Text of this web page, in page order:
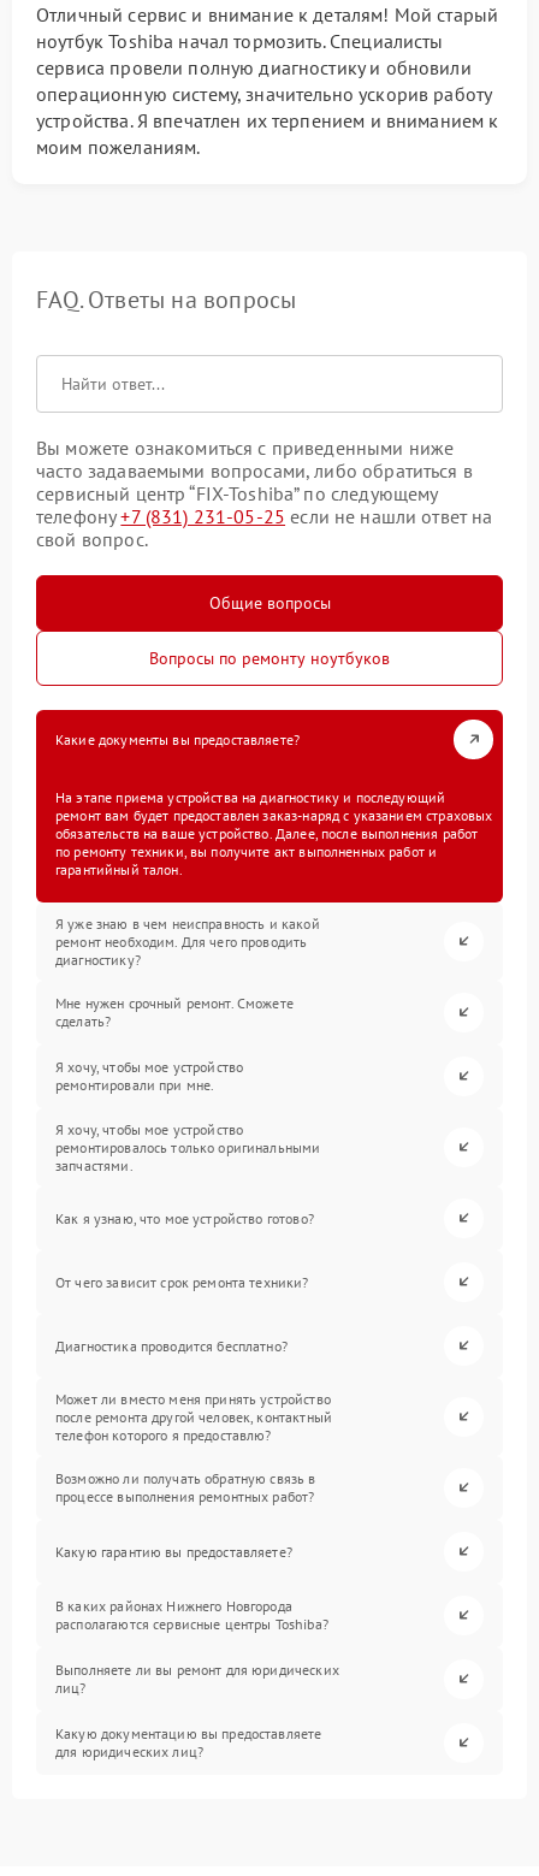
Отличный сервис и внимание к деталям! Мой старый
ноутбук Toshiba начал тормозить. Специалисты
сервиса провели полную диагностику и обновили
операционную систему, значительно ускорив работу
устройства. Я впечатлен их терпением и вниманием к
моим пожеланиям.
FAQ. Ответы на вопросы
Вы можете ознакомиться с приведенными ниже
часто задаваемыми вопросами, либо обратиться в
сервисный центр “FIX-Toshiba” по следующему
телефону+7 (831) 231-05-25 если не нашли ответ на
свой вопрос.
Общие вопросы
Вопросы по ремонту ноутбуков
Какие документы вы предоставляете?
На этапе приема устройства на диагностику и последующий
ремонт вам будет предоставлен заказ-наряд с указанием страховых
обязательств на ваше устройство. Далее, после выполнения работ
по ремонту техники, вы получите акт выполненных работ и
гарантийный талон.
Я уже знаю в чем неисправность и какой
ремонт необходим. Для чего проводить
диагностику?
Мне нужен срочный ремонт. Сможете
сделать?
Я хочу, чтобы мое устройство
ремонтировали при мне.
Я хочу, чтобы мое устройство
ремонтировалось только оригинальными
запчастями.
Как я узнаю, что мое устройство готово?
От чего зависит срок ремонта техники?
Диагностика проводится бесплатно?
Может ли вместо меня принять устройство
после ремонта другой человек, контактный
телефон которого я предоставлю?
Возможно ли получать обратную связь в
процессе выполнения ремонтных работ?
Какую гарантию вы предоставляете?
В каких районах Нижнего Новгорода
располагаются сервисные центры Toshiba?
Выполняете ли вы ремонт для юридических
лиц?
Какую документацию вы предоставляете
для юридических лиц?